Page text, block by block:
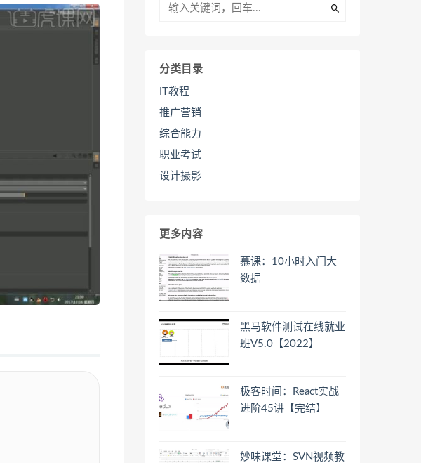
分类目录
IT教程
推广营销
综合能力
职业考试
设计摄影
更多内容
慕课：10小时入门大
数据
黑马软件测试在线就业
班V5.0【2022】
极客时间：React实战
进阶45讲【完结】
妙味课堂：SVN视频教